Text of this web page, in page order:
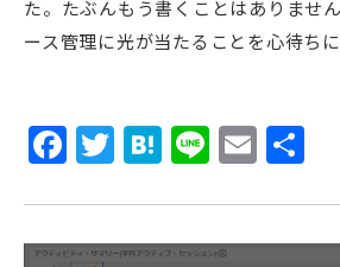
た。たぶんもう書くことはありませ
ース管理に光が当たることを心待ちに
Facebook
Twitter
Hatena
LineEmail